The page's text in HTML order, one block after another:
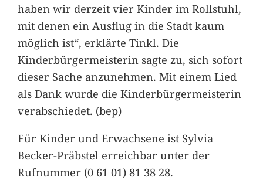
haben wir derzeit vier Kinder im Rollstuhl,
mit denen ein Ausflug in die Stadt kaum
möglich ist“, erklärte Tinkl. Die
Kinderbürgermeisterin sagte zu, sich sofort
dieser Sache anzunehmen. Mit einem Lied
als Dank wurde die Kinderbürgermeisterin
verabschiedet. (bep)
Für Kinder und Erwachsene ist Sylvia
Becker-Präbstel erreichbar unter der
Rufnummer (0 61 01) 81 38 28.